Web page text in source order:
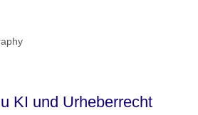
KI und Urheberrecht